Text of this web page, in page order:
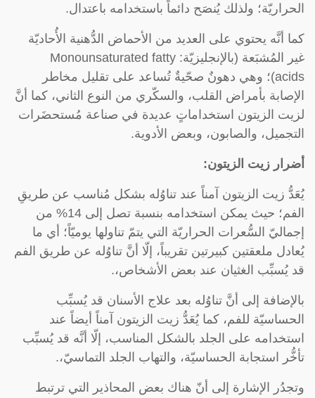
الحراريّة؛ ولذلك يُنصَح دائماً باستخدامه باعتدال.
كما أنَّه يحتوي على العديد من الأحماض الدُّهنية الأُحاديّة
غير المُشبَعة (بالإنجليزيّة: Monounsaturated fatty
acids)؛ وهي دهونٌ صحّيةٌ تُساعد على تقليل مخاطر
الإصابة بأمراض القلب، والسكّري من النوع الثاني، كما أنَّ
لزيت الزيتون استخداماتٍ عديدة في صناعة مُستحضَرات
التجميل، والصابون، وبعض الأدوية.
أضرار زيت الزيتون:
يُعَدُّ زيت الزيتون آمناً عند تناوُله بشكل مُناسب عن طريقِ
الفم؛ حيث يمكن استخدامه بنسبة تصل إلى 14% من
إجماليّ السُّعرات الحراريّة التي يتمّ تناولها يوميّاً؛ أي ما
يُعادل ملعقتين كبيرتين تقريباً، إلّا أنَّ تناوُله عن طريق الفم
قد يُسبِّب الغثيان عند بعض الأشخاص،.
بالإضافة إلى أنَّ تناوُله بعد علاج الأسنان قد يُسبِّب
الحساسيّة للفم، كما يُعَدُّ زيت الزيتون آمناً أيضاً عند
استخدامه على الجلد بالشكل المناسب، إلّا أنَّه قد يُسبِّب
تأخُّر استجابة الحساسيّة، والتهاب الجلد التماسيّ،.
وتجدُر الإشارة إلى أنّ هناك بعض المحاذير التي ترتبط